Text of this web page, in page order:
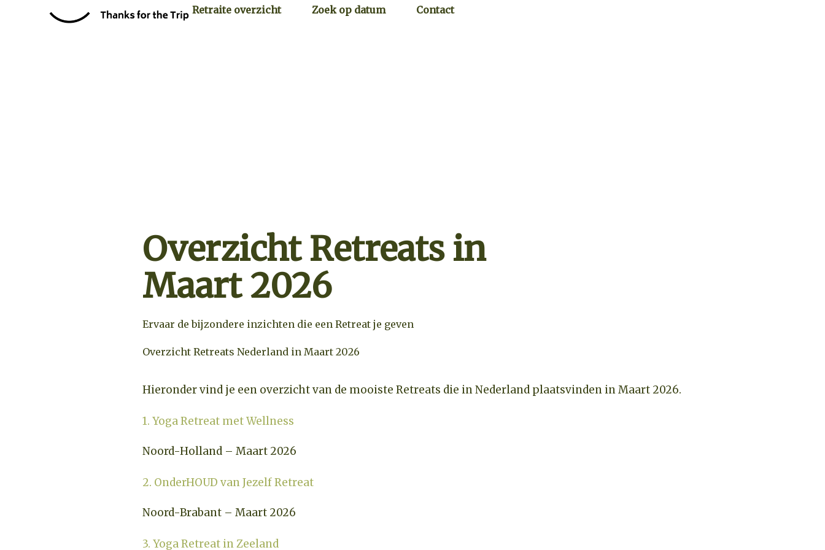
Retraite overzicht Zoek op datum Contact
Overzicht Retreats in
Maart 2026
Ervaar de bijzondere inzichten die een Retreat je geven
Overzicht Retreats Nederland in Maart 2026
Hieronder vind je een overzicht van de mooiste Retreats die in Nederland plaatsvinden in Maart 2026.
1. Yoga Retreat met Wellness
Noord-Holland – Maart 2026
2. OnderHOUD van Jezelf Retreat
Noord-Brabant – Maart 2026
3. Yoga Retreat in Zeeland